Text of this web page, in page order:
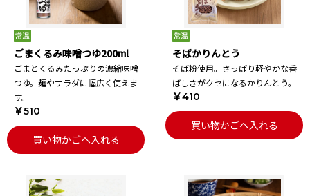
ごまくるみ味噌つゆ200ml
ごまとくるみたっぷりの濃縮味噌
つゆ。麺やサラダに幅広く使えま
す。
￥510
買い物かごへ入れる
そばかりんとう
そば粉使用。さっぱり軽やかな香
ばしさがクセになるかりんとう。
￥410
買い物かごへ入れる